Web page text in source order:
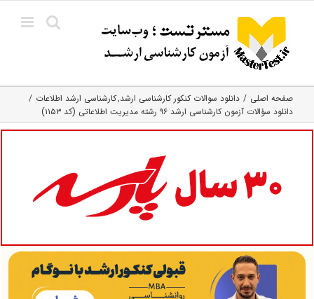
content
صفحه اصلی دانلود سوالات کنکور کارشناسی ارشد کارشناسی ارشد اطلاعات
دانلود سؤالات آزمون کارشناسی ارشد ۹۶ رشته مدیریت اطلاعاتی (کد ۱۱۵۳)